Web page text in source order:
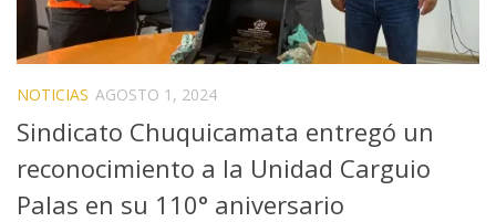
NOTICIAS AGOSTO 1, 2024
Sindicato Chuquicamata entregó un
reconocimiento a la Unidad Carguio
Palas en su 110° aniversario